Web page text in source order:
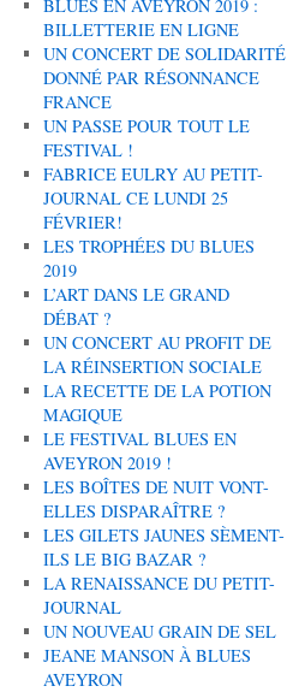
BLUES EN AVEYRON 2019 :
BILLETTERIE EN LIGNE
UN CONCERT DE SOLIDARITÉ
DONNÉ PAR RÉSONNANCE
FRANCE
UN PASSE POUR TOUT LE
FESTIVAL !
FABRICE EULRY AU PETIT-
JOURNAL CE LUNDI 25
FÉVRIER!
LES TROPHÉES DU BLUES
2019
L’ART DANS LE GRAND
DÉBAT ?
UN CONCERT AU PROFIT DE
LA RÉINSERTION SOCIALE
LA RECETTE DE LA POTION
MAGIQUE
LE FESTIVAL BLUES EN
AVEYRON 2019 !
LES BOÎTES DE NUIT VONT-
ELLES DISPARAÎTRE ?
LES GILETS JAUNES SÈMENT-
ILS LE BIG BAZAR ?
LA RENAISSANCE DU PETIT-
JOURNAL
UN NOUVEAU GRAIN DE SEL
JEANE MANSON À BLUES
AVEYRON